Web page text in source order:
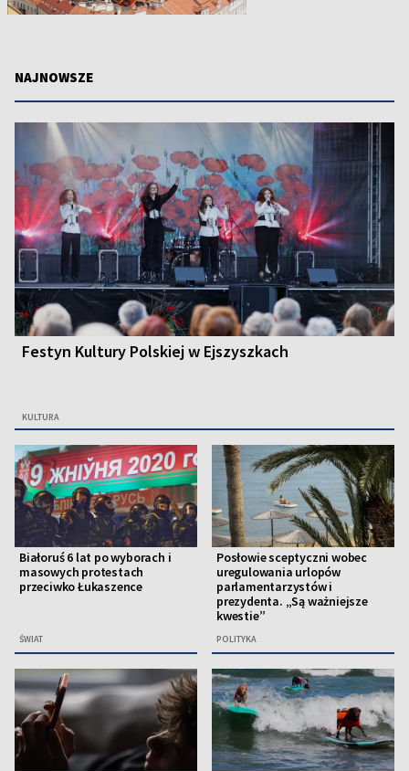
NAJNOWSZE
Festyn Kultury Polskiej w Ejszyszkach
KULTURA
Białoruś 6 lat po wyborach i
masowych protestach
przeciwko Łukaszence
ŚWIAT
Posłowie sceptyczni wobec
uregulowania urlopów
parlamentarzystów i
prezydenta. „Są ważniejsze
kwestie”
POLITYKA